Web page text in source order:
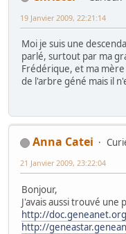
19 Janvier 2009, 22:21:14
Moi je suis une
parlé, surtout par ma
Frédérique, et ma mère
de l'arbre géné mais il
Anna Catei
21 Janvier 2009, 23:22:04
Bonjour,
J'avais aussi trouvé une
http://
http://